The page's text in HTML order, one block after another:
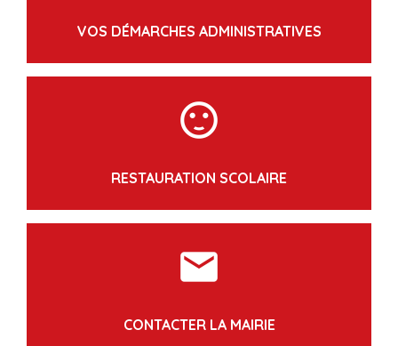
VOS DÉMARCHES ADMINISTRATIVES
sentiment_satisfied
RESTAURATION SCOLAIRE
markunread
CONTACTER LA MAIRIE